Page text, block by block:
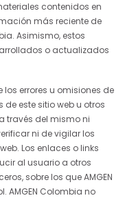
contenidos en
más reciente de
Asimismo, estos
o actualizados
los errores u omisiones de
este sitio web u otros
través del mismo ni
ni de vigilar los
Los enlaces o links
al usuario a otros
sobre los que AMGEN
AMGEN Colombia no